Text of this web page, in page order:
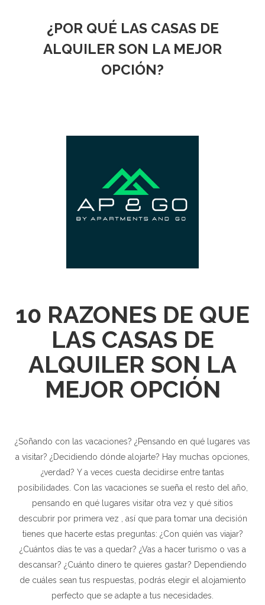
¿POR QUÉ LAS CASAS DE
ALQUILER SON LA MEJOR
OPCIÓN?
10 RAZONES DE QUE
LAS CASAS DE
ALQUILER SON LA
MEJOR OPCIÓN
¿Soñando con las vacaciones? ¿Pensando en qué lugares vas
a visitar? ¿Decidiendo dónde alojarte? Hay muchas opciones,
¿verdad? Y a veces cuesta decidirse entre tantas
posibilidades. Con las vacaciones se sueña el resto del año,
pensando en qué lugares visitar otra vez y qué sitios
descubrir por primera vez , así que para tomar una decisión
tienes que hacerte estas preguntas: ¿Con quién vas viajar?
¿Cuántos días te vas a quedar? ¿Vas a hacer turismo o vas a
descansar? ¿Cuánto dinero te quieres gastar? Dependiendo
de cuáles sean tus respuestas, podrás elegir el alojamiento
perfecto que se adapte a tus necesidades.